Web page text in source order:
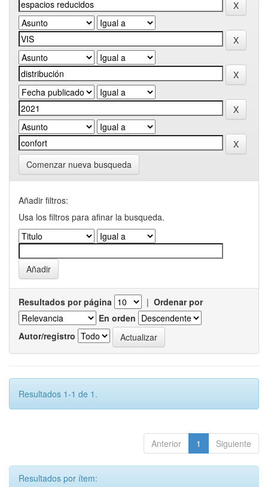
Comenzar nueva busqueda
Añadir filtros:
Usa los filtros para afinar la busqueda.
Resultados por página | Ordenar por
En orden
Autor/registro
Resultados 1-1 de 1.
Anterior 1 Siguiente
Resultados por ítem: